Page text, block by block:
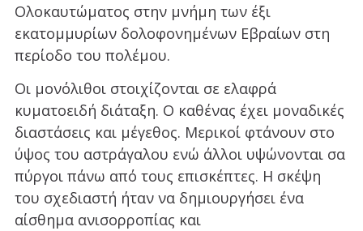
Ολοκαυτώματος στην μνήμη των έξι
εκατομμυρίων δολοφονημένων Εβραίων στη
περίοδο του πολέμου.
Οι μονόλιθοι στοιχίζονται σε ελαφρά
κυματοειδή διάταξη. Ο καθένας έχει μοναδικές
διαστάσεις και μέγεθος. Μερικοί φτάνουν στο
ύψος του αστράγαλου ενώ άλλοι υψώνονται σα
πύργοι πάνω από τους επισκέπτες. Η σκέψη
του σχεδιαστή ήταν να δημιουργήσει ένα
αίσθημα ανισορροπίας και